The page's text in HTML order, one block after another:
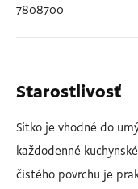
7808700
Starostlivosť
Sitko je vhodné do
každodenné
čistého povrchu je